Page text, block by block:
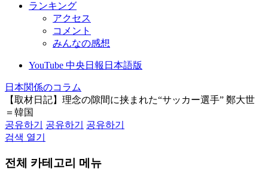
ランキング
アクセス
コメント
みんなの感想
YouTube 中央日報日本語版
日本関係のコラム
【取材日記】理念の隙間に挟まれた“サッカー選手” 鄭大世
＝韓国
공유하기
공유하기
공유하기
검색 열기
전체 카테고리 메뉴